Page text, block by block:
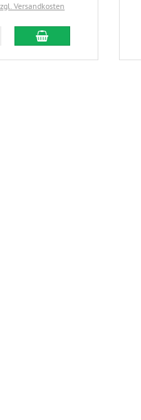
Versandkosten
In den Warenkorb